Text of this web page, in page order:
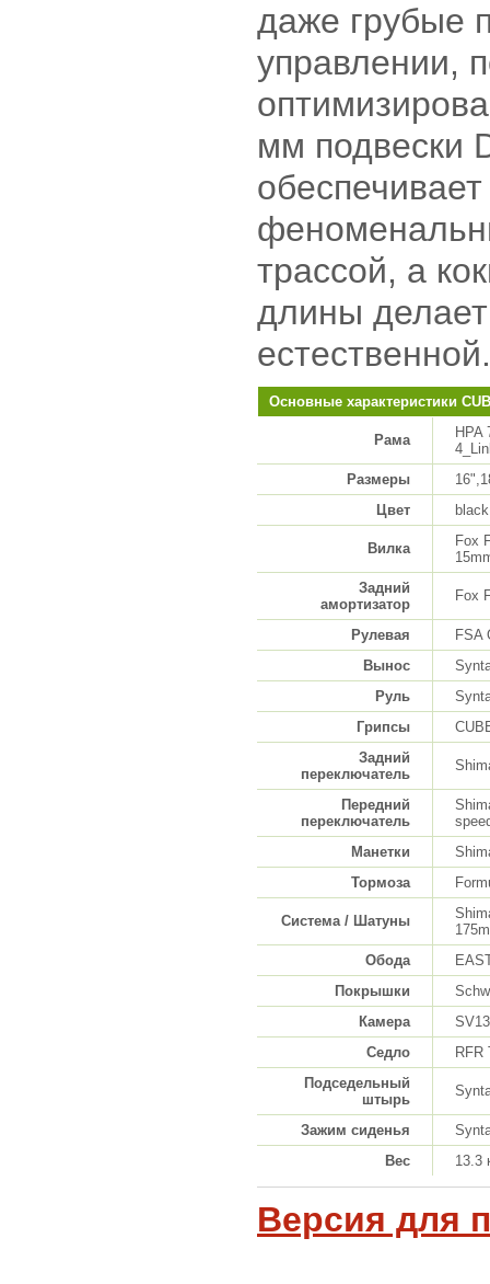
даже грубые
управлении,
мм подвески
трассой, а
длины
естественной.
Основные характеристики
Рама
HPA
Размеры
Цвет
Вилка
Fox
Задний
амортизатор
Fox
Рулевая
FSA
Вынос
Руль
Грипсы
Задний
переключатель
Передний
переключатель
Манетки
Тормоза
Система / Шатуны
Обода
Покрышки
Камера
Седло
RFR
Подседельный
штырь
Зажим сиденья
Вес
13.3
Версия для